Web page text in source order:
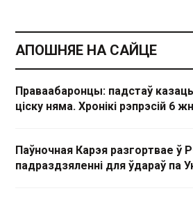
АПОШНЯЕ НА САЙЦЕ
Праваабаронцы: падстаў
ціску няма. Хронікі рэпрэсій 6
Паўночная Карэя разгортвае ў
падраздзяленні для ўдараў па